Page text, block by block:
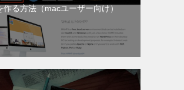
作る方法（macユーザー向け）